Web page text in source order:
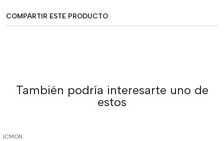
COMPARTIR ESTE PRODUCTO
También podría interesarte uno de
estos
|CMON